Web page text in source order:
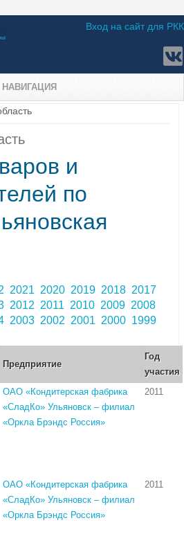
Вход на сайт для РКК
НАВИГАЦИЯ
и
по
2021 2020 2019 2018 2017
2012 2011 2010 2009 2008
2003 2002 2001 2000 1999
Предприятие
Год
участия
ОАО «Кондитерская фабрика
«СладКо» Ульяновск – филиал
«Оркла Брэндс Россия»
2011
ОАО «Кондитерская фабрика
«СладКо» Ульяновск – филиал
«Оркла Брэндс Россия»
2011